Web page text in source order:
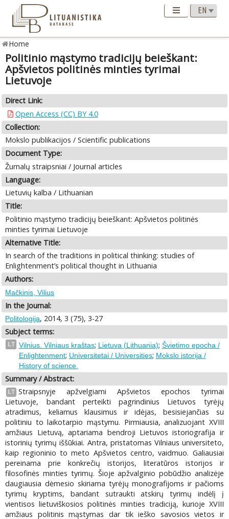
Home
Politinio mąstymo tradicijų beieškant:
Apšvietos politinės minties tyrimai
Lietuvoje
Direct Link:
Open Access (CC) BY 4.0
Collection:
Mokslo publikacijos / Scientific publications
Document Type:
Žurnalų straipsniai / Journal articles
Language:
Lietuvių kalba / Lithuanian
Title:
Politinio mąstymo tradicijų beieškant: Apšvietos politinės
minties tyrimai Lietuvoje
Alternative Title:
In search of the traditions in political thinking: studies of
Enlightenment’s political thought in Lithuania
Authors:
Mačkinis, Vilius
In the Journal:
Politologija, 2014, 3 (75), 3-27
Subject terms:
LT Vilnius. Vilniaus kraštas; Lietuva (Lithuania); Švietimo epocha /
Enlightenment; Universitetai / Universities; Mokslo istorija /
History of science.
Summary / Abstract:
LT Straipsnyje apžvelgiami Apšvietos epochos tyrimai
Lietuvoje, bandant perteikti pagrindinius Lietuvos tyrėjų
atradimus, keliamus klausimus ir idėjas, besisiejančias su
politiniu to laikotarpio mąstymu. Pirmiausia, analizuojant XVIII
amžiaus Lietuvą, aptariama bendroji Lietuvos istoriografija ir
istorinių tyrimų iššūkiai. Antra, pristatomas Vilniaus universiteto,
kaip regioninio to meto Apšvietos centro, vaidmuo. Galiausiai
pereinama prie konkrečių istorijos, literatūros istorijos ir
filosofinės minties tyrimų. Šioje apžvalginio pobūdžio analizėje
daugiausia dėmesio skiriama tyrėjų monografijoms ir pačioms
tyrimų kryptims, bandant sutraukti atskirų tyrimų indėlį į
vientisos lietuviškosios politinės minties tradiciją, kurioje XVIII
amžiaus politinis mąstymas dar tik ieško savosios vietos ir